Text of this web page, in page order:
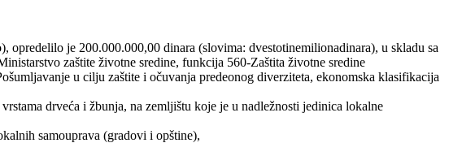
je 200.000.000,00 dinara (slovima: dvestotinemilionadinara), u skladu sa
zaštite životne sredine, funkcija 560-Zaštita životne sredine
u cilju zaštite i očuvanja predeonog diverziteta, ekonomska klasifikacija
drveća i žbunja, na zemljištu koje je u nadležnosti jedinica lokalne
samouprava (gradovi i opštine),